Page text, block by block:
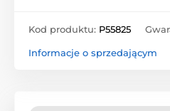
Kod produktu: P55825
Informacje o sprzedającym